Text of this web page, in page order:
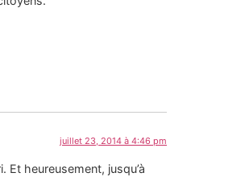
juillet 23, 2014 à 4:46 pm
heureusement, jusqu’à